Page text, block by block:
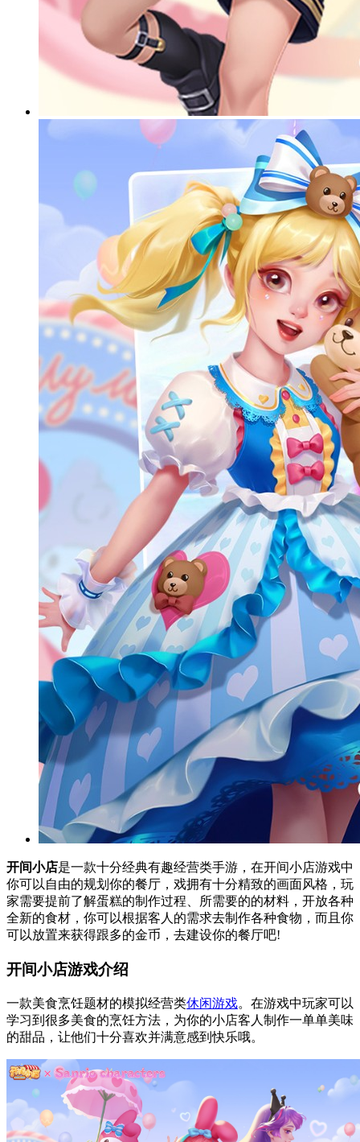
开间小店是一款十分经典有趣经营类手游，在开间小店游戏中
你可以自由的规划你的餐厅，戏拥有十分精致的画面风格，玩
家需要提前了解蛋糕的制作过程、所需要的的材料，开放各种
全新的食材，你可以根据客人的需求去制作各种食物，而且你
可以放置来获得跟多的金币，去建设你的餐厅吧!
开间小店游戏介绍
一款美食烹饪题材的模拟经营类休闲游戏。在游戏中玩家可以
学习到很多美食的烹饪方法，为你的小店客人制作一单单美味
的甜品，让他们十分喜欢并满意感到快乐哦。